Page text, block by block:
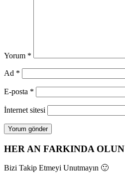
Yorum *
Ad *
E-posta *
İnternet sitesi
HER AN FARKINDA OLUN
Bizi Takip Etmeyi Unutmayın 🙂